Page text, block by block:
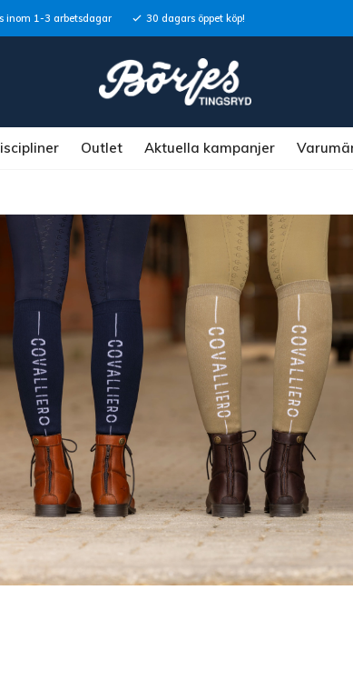
inom 1-3 arbetsdagar 30 dagars öppet köp!
Outlet Aktuella kampanjer